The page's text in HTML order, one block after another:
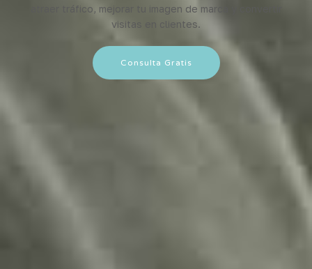
atraer tráfico, mejorar tu imagen de marca y convertir
visitas en clientes.
Consulta Gratis